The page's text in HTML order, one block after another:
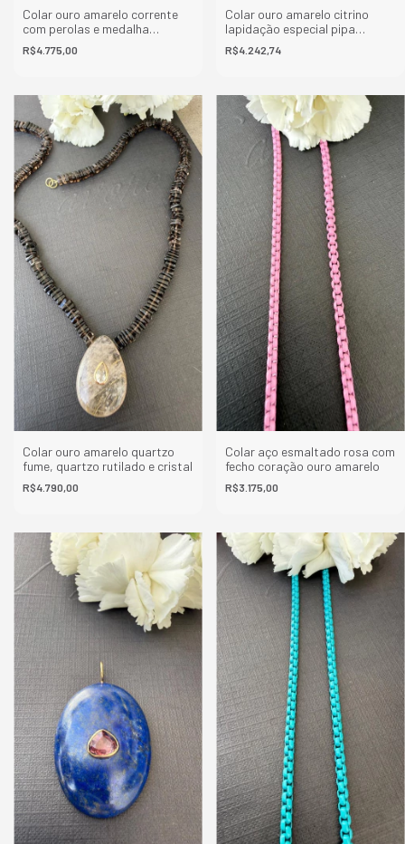
Colar ouro amarelo corrente
com perolas e medalha
religiosa
R$4.775,00
Colar ouro amarelo citrino
lapidação especial pipa
10,8mm
R$4.242,74
Colar ouro amarelo quartzo
fume, quartzo rutilado e cristal
R$4.790,00
Colar aço esmaltado rosa com
fecho coração ouro amarelo
R$3.175,00